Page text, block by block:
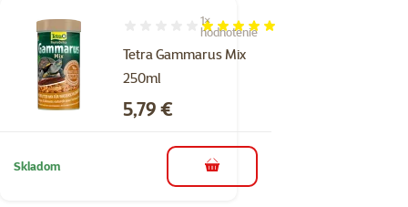
Tetra Gammarus Mix
250ml
Hodnotenie 100%, počet hodnotení: 1
1×
hodnotenie
Cena
5,79 €
Skladom do košíka